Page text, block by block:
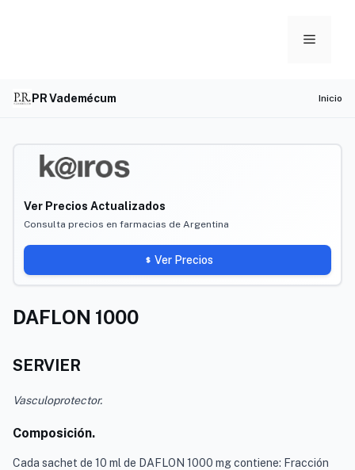
Menu
PR Vademécum Inicio
Ver Precios Actualizados
Consulta precios en farmacias de Argentina
Ver Precios
DAFLON 1000
SERVIER
Vasculoprotector.
Composición.
Cada sachet de 10 ml de DAFLON 1000 mg contiene: Fracción